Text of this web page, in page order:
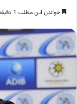
خواندن این مطلب 1 دقیقه زمان میبرد